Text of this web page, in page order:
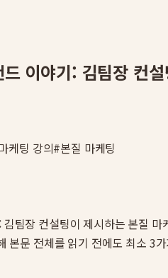
이야기: 김팀장 컨
케팅 강의#본질 마케팅
팀장 컨설팅이 제시하는 본질 마
본문 전체를 읽기 전에도 최소 3